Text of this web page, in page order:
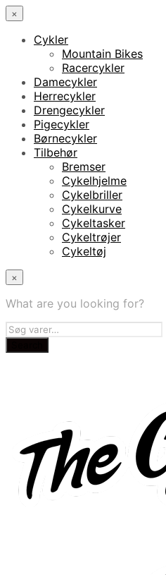
×
Cykler
Mountain Bikes
Racercykler
Damecykler
Herrecykler
Drengecykler
Pigecykler
Børnecykler
Tilbehør
Bremser
Cykelhjelme
Cykelbriller
Cykelkurve
Cykeltasker
Cykeltrøjer
Cykeltøj
×
What are you looking for?